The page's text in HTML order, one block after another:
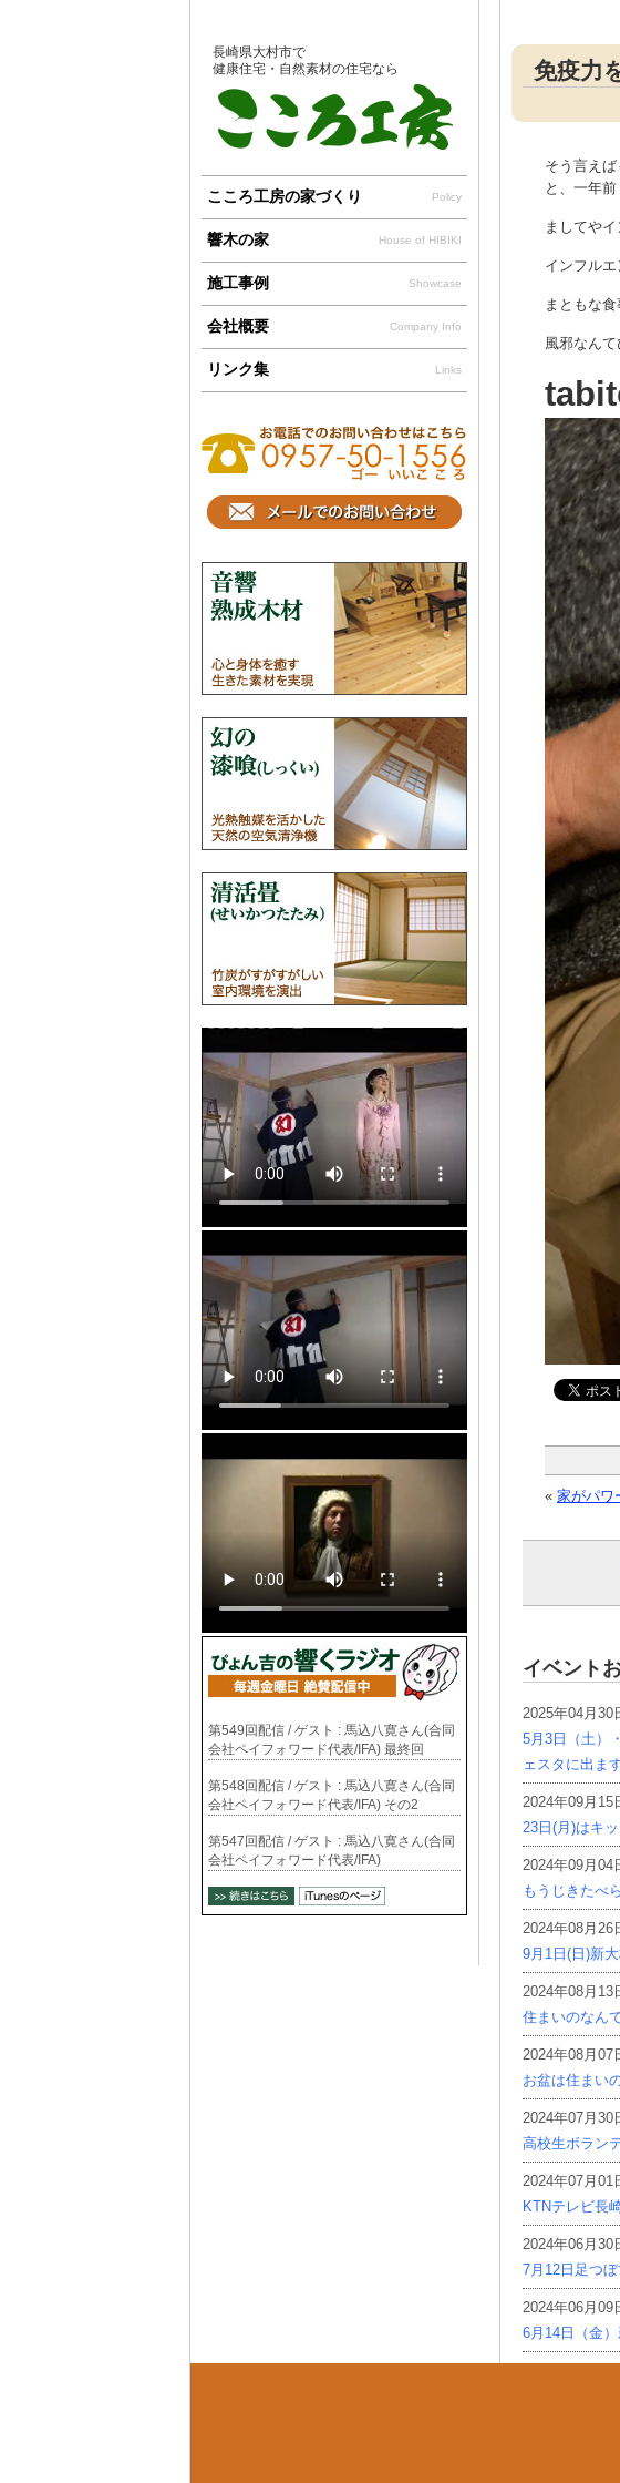
免疫力
そう言え
と、一年
ましてや
インフル
まともな
風邪なん
« 家がパワ
イベント
2025年04月30
5月3日（土）
ェスタに出ま
2024年09月15
23日(月)はキ
2024年09月04
もうじきたべ
2024年08月26
9月1日(日)新
2024年08月13
住まいのなん
2024年08月07
お盆は住まい
2024年07月30
高校生ボラン
2024年07月01
KTNテレビ長
2024年06月30
7月12日足つ
2024年06月09
6月14日（金
長崎県大村市で
健康住宅・自然素材の住宅なら
こころ工房の家づくり Policy
響木の家 House of HIBIKI
施工事例 Showcase
会社概要 Company Info
リンク集 Links
第549回配信 / ゲスト : 馬込八寛さん(合同
会社ペイフォワード代表/IFA) 最終回
第548回配信 / ゲスト : 馬込八寛さん(合同
会社ペイフォワード代表/IFA) その2
第547回配信 / ゲスト : 馬込八寛さん(合同
会社ペイフォワード代表/IFA)